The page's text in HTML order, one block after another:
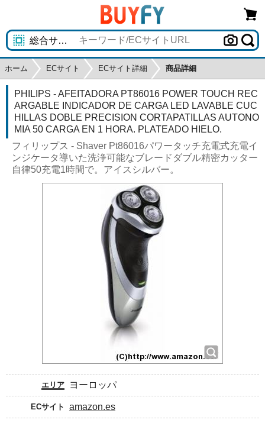
ホーム ECサイト ECサイト詳細 商品詳細
PHILIPS - AFEITADORA PT86016 POWER TOUCH REC
ARGABLE INDICADOR DE CARGA LED LAVABLE CUC
HILLAS DOBLE PRECISION CORTAPATILLAS AUTONO
MIA 50 CARGA EN 1 HORA. PLATEADO HIELO.
フィリップス - Shaver Pt86016パワータッチ充電式充電イ
ンジケータ導いた洗浄可能なブレードダブル精密カッター
自律50充電1時間で。アイスシルバー。
エリア ヨーロッパ
ECサイト amazon.es